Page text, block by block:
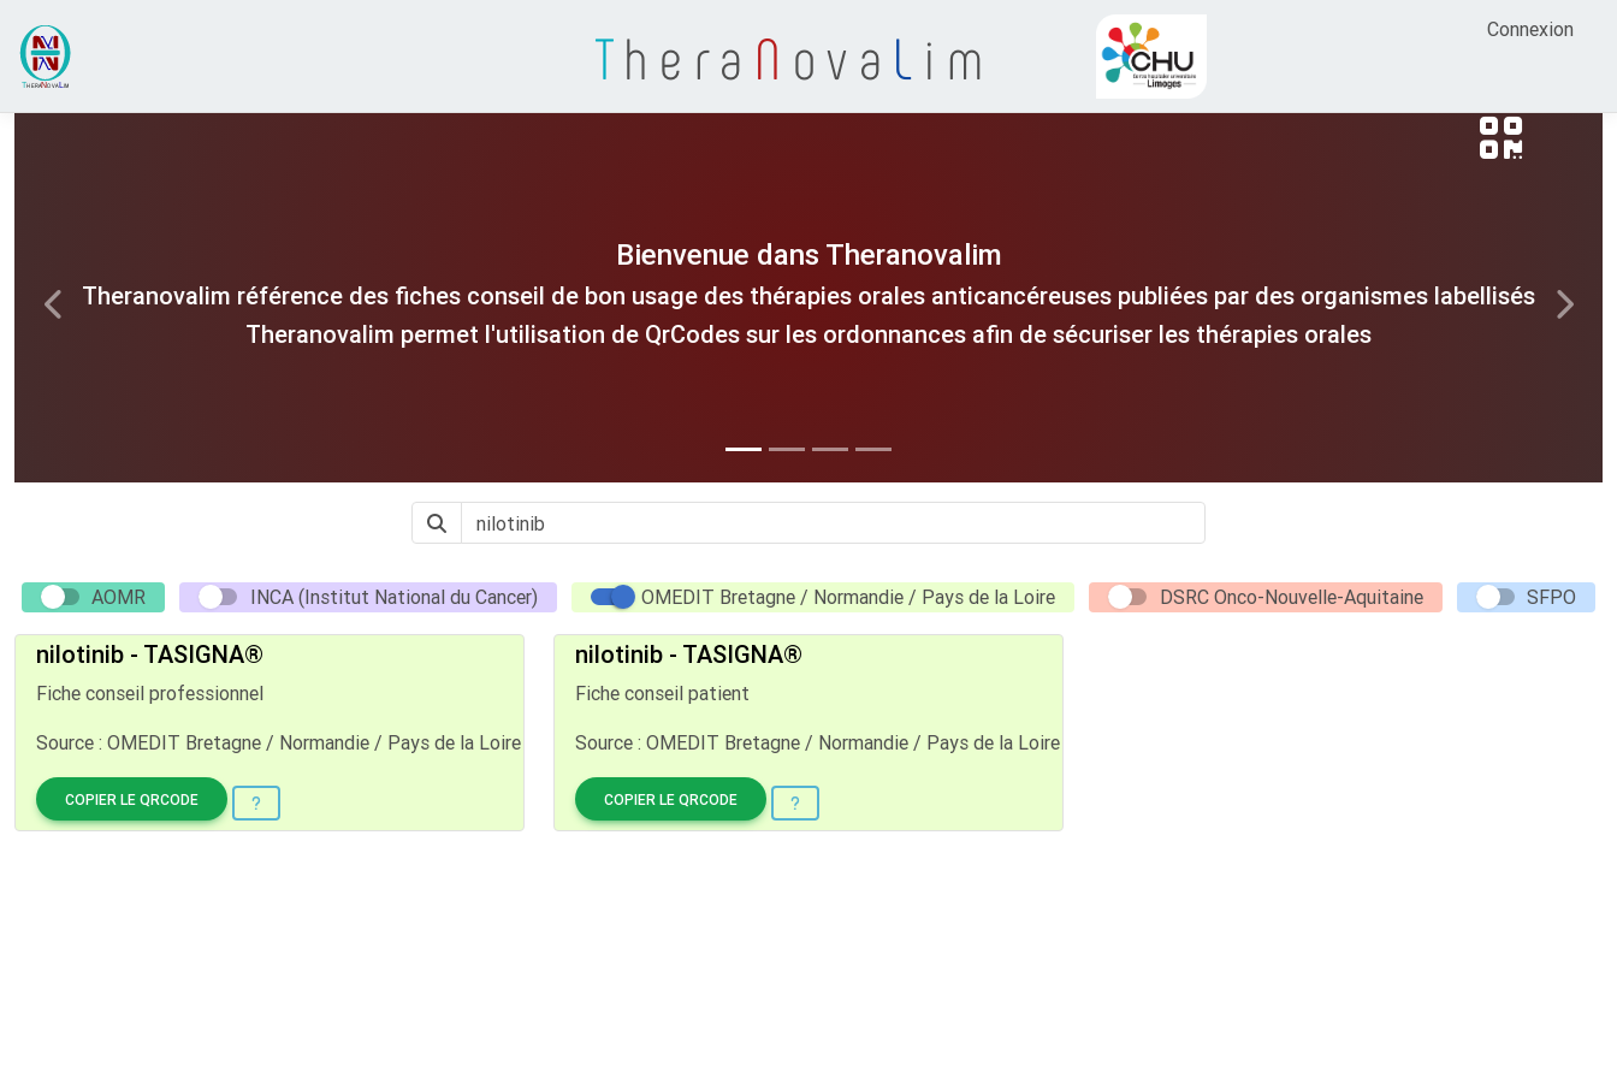
Thera N ova L im Connexion
Bienvenue dans Theranovalim
Theranovalim référence des fiches conseil de bon usage des thérapies orales anticancéreuses publiées par des organismes labellisés
Theranovalim permet l'utilisation de QrCodes sur les ordonnances afin de sécuriser les thérapies orales
Previous Next
AOMR INCA (Institut National du Cancer) OMEDIT Bretagne / Normandie / Pays de la Loire DSRC Onco-Nouvelle-Aquitaine SFPO
nilotinib - TASIGNA®
Fiche conseil professionnel
Source : OMEDIT Bretagne / Normandie / Pays de la Loire
COPIER LE QRCODE
nilotinib - TASIGNA®
Fiche conseil patient
Source : OMEDIT Bretagne / Normandie / Pays de la Loire
COPIER LE QRCODE